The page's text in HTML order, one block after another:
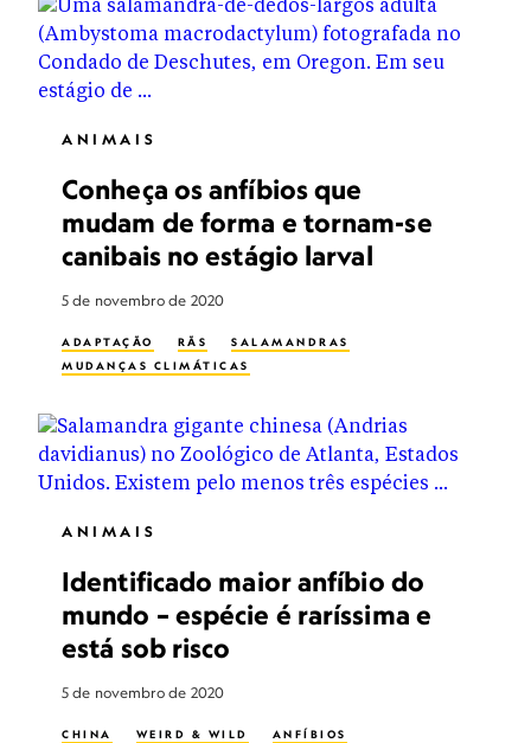
ANIMAIS
Conheça os anfíbios que
mudam de forma e tornam-se
canibais no estágio larval
5 de novembro de 2020
ADAPTAÇÃO RÃS
SALAMANDRAS
MUDANÇAS CLIMÁTICAS
ANIMAIS
Identificado maior anfíbio do
mundo – espécie é raríssima e
está sob risco
5 de novembro de 2020
CHINA WEIRD & WILD
ANFÍBIOS